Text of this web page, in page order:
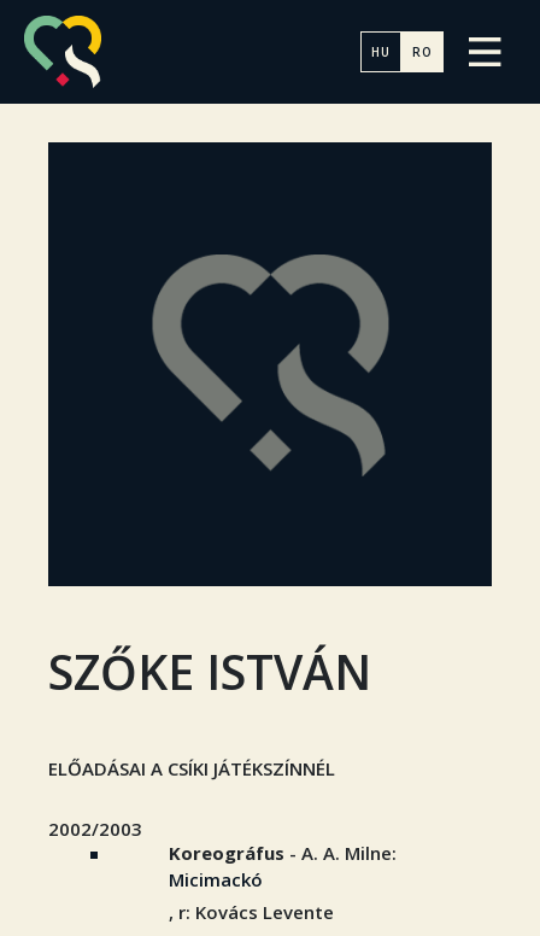
HU RO
SZŐKE ISTVÁN
ELŐADÁSAI A CSÍKI JÁTÉKSZÍNNÉL
2002/2003
Koreográfus - A. A. Milne:
Micimackó
, r: Kovács Levente